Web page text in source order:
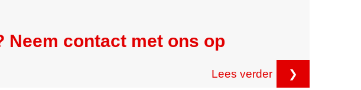
Neem contact met ons op
Lees verder ❯